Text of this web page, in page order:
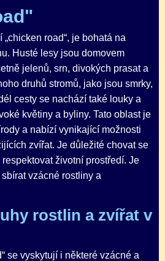
road“, je bohatá na
Husté lesy jsou domovem
jelenů, srn, divokých prasat a
druhů stromů, jako jsou smrky,
cesty se nachází také louky a
květiny a byliny. Tato oblast je
a nabízí vynikající možnosti
zvířat. Je důležité chovat se
životní prostředí. Je
vzácné rostliny a
rostlin a zvířat v
se vyskytují i některé vzácné a